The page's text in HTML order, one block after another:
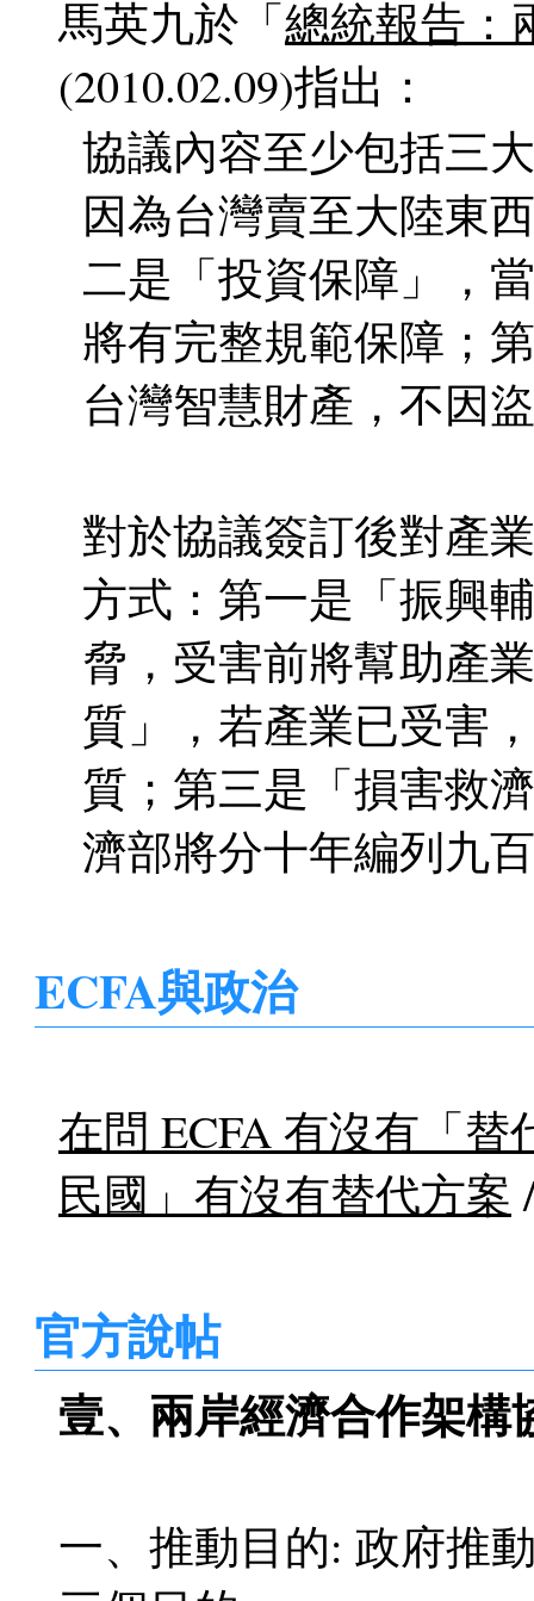
馬英九於「總統報告：
(2010.02.09)指出：
協議內容至少包括三
因為台灣賣至大陸東
二是「投資保障」，
將有完整規範保障；
台灣智慧財產，不因
對於協議簽訂後對產
方式：第一是「振興
脅，受害前將幫助產
質」，若產業已受害
質；第三是「損害救
濟部將分十年編列九
ECFA與政治
在問 ECFA 有沒有「
民國」有沒有替代方案
官方說帖
壹、兩岸經濟合作架構
一、推動目的: 政府推